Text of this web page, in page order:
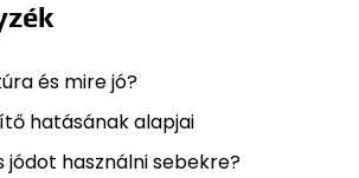
és mire jó?
hatásának alapjai
jódot használni sebekre?